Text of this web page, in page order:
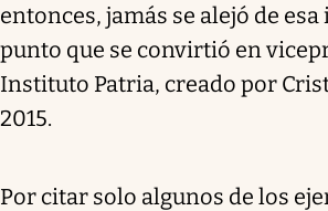
entonces, jamás se alejó de
punto que se convirtió en
Instituto Patria, creado por
2015.
Por citar solo algunos de los